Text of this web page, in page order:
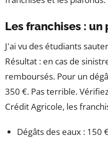
Les franchises :
J'ai vu des étudiants
Résultat : en cas de
remboursés. Pour un
350 €. Pas terrible.
Crédit Agricole, les
Dégâts des eaux : 150